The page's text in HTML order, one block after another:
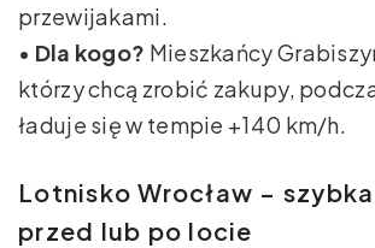
przewijakami.
• Dla kogo? Mieszkańcy
którzy chcą zrobić zakupy,
ładuje się w tempie +140 km/h.
Lotnisko Wrocław –
przed lub po locie